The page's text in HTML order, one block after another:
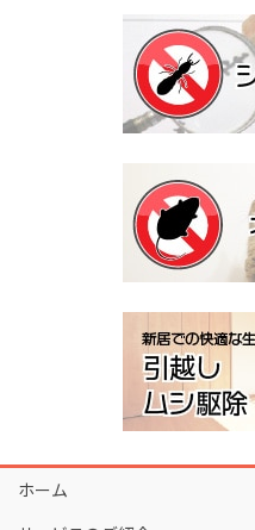
ホーム